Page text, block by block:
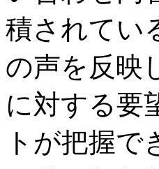
積されてい
の声を反映
に対する要
トが把握